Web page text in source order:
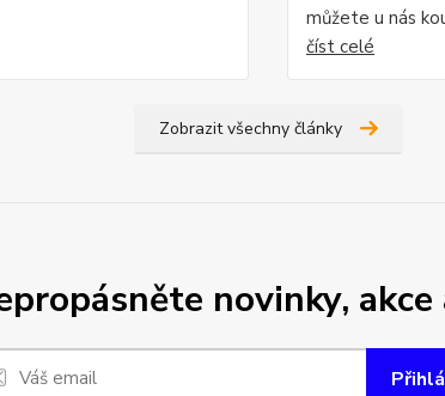
můžete u nás
číst celé
Zobrazit všechny články
novinky, akce